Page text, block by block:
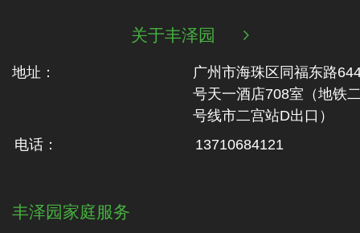
关于丰泽园 
地址：
广州市海珠区同福东路
号天一酒店708室（地铁‬
号线市二‬宫站D出口）
电话：
13710684121
丰泽园家庭服务